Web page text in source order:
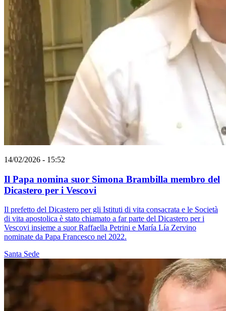
14/02/2026 - 15:52
Il Papa nomina suor Simona Brambilla membro del
Dicastero per i Vescovi
Il prefetto del Dicastero per gli Istituti di vita consacrata e le Società
di vita apostolica è stato chiamato a far parte del Dicastero per i
Vescovi insieme a suor Raffaella Petrini e María Lía Zervino
nominate da Papa Francesco nel 2022.
Santa Sede